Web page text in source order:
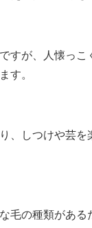
すが、人懐っこ
す。
、しつけや芸を
毛の種類がある